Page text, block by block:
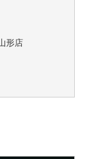
形店